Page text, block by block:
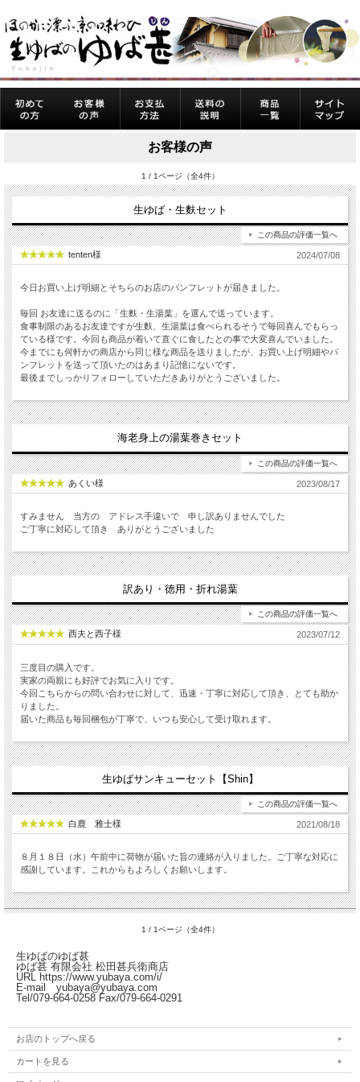
お客様の声
1 / 1ページ（全4件）
生ゆば・生麩セット
この商品の評価一覧へ
tenten様 2024/07/08
今日お買い上げ明細とそちらのお店のパンフレットが届きました。
毎回 お友達に送るのに「生麩・生湯葉」を選んで送っています。
食事制限のあるお友達ですが生麩、生湯葉は食べられるそうで毎回喜んでもらっ
ている様です。今回も商品が着いて直ぐに食したとの事で大変喜んでいました。
今までにも何軒かの商店から同じ様な商品を送りましたが、お買い上げ明細やパ
ンフレットを送って頂いたのはあまり記憶にないです。
最後までしっかりフォローしていただきありがとうございました。
海老身上の湯葉巻きセット
この商品の評価一覧へ
あくい様 2023/08/17
すみません 当方の アドレス手違いで 申し訳ありませんでした
ご丁寧に対応して頂き ありがとうございました
訳あり・徳用・折れ湯葉
この商品の評価一覧へ
西夫と西子様 2023/07/12
三度目の購入です。
実家の両親にも好評でお気に入りです。
今回こちらからの問い合わせに対して、迅速・丁寧に対応して頂き、とても助か
りました。
届いた商品も毎回梱包が丁寧で、いつも安心して受け取れます。
生ゆばサンキューセット【Shin】
この商品の評価一覧へ
白鹿 雅士様 2021/08/18
８月１８日（水）午前中に荷物が届いた旨の連絡が入りました。ご丁寧な対応に
感謝しています。これからもよろしくお願いします。
1 / 1ページ（全4件）
生ゆばのゆば甚
ゆば甚 有限会社 松田甚兵衛商店
URL https://www.yubaya.com/i/
E-mail yubaya@yubaya.com
Tel/079-664-0258 Fax/079-664-0291
お店のトップへ戻る
カートを見る